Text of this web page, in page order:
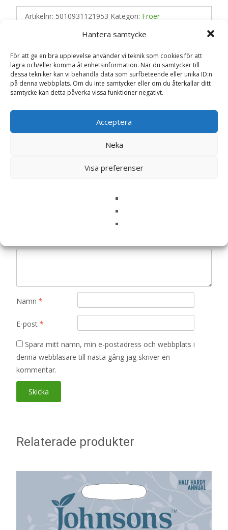
Hantera samtycke
För att ge en bra upplevelse använder vi teknik som cookies för att
lagra och/eller komma åt enhetsinformation. När du samtycker till
dessa tekniker kan vi behandla data som surfbeteende eller unika ID:n
på denna webbplats. Om du inte samtycker eller om du återkallar ditt
samtycke kan detta påverka vissa funktioner negativt.
Acceptera
Neka
Visa preferenser
Artikelnr: 5010931121953 Kategori: Fröer
Recensioner
Det finns inga recensioner än.
Bli först med att recensera ”Röd solhatt
Din e-postadress kommer inte publiceras.
Namn *
E-post *
Spara mitt namn, min e-postadress och webbplats i
denna webbläsare till nästa gång jag skriver en
kommentar.
Relaterade produkter